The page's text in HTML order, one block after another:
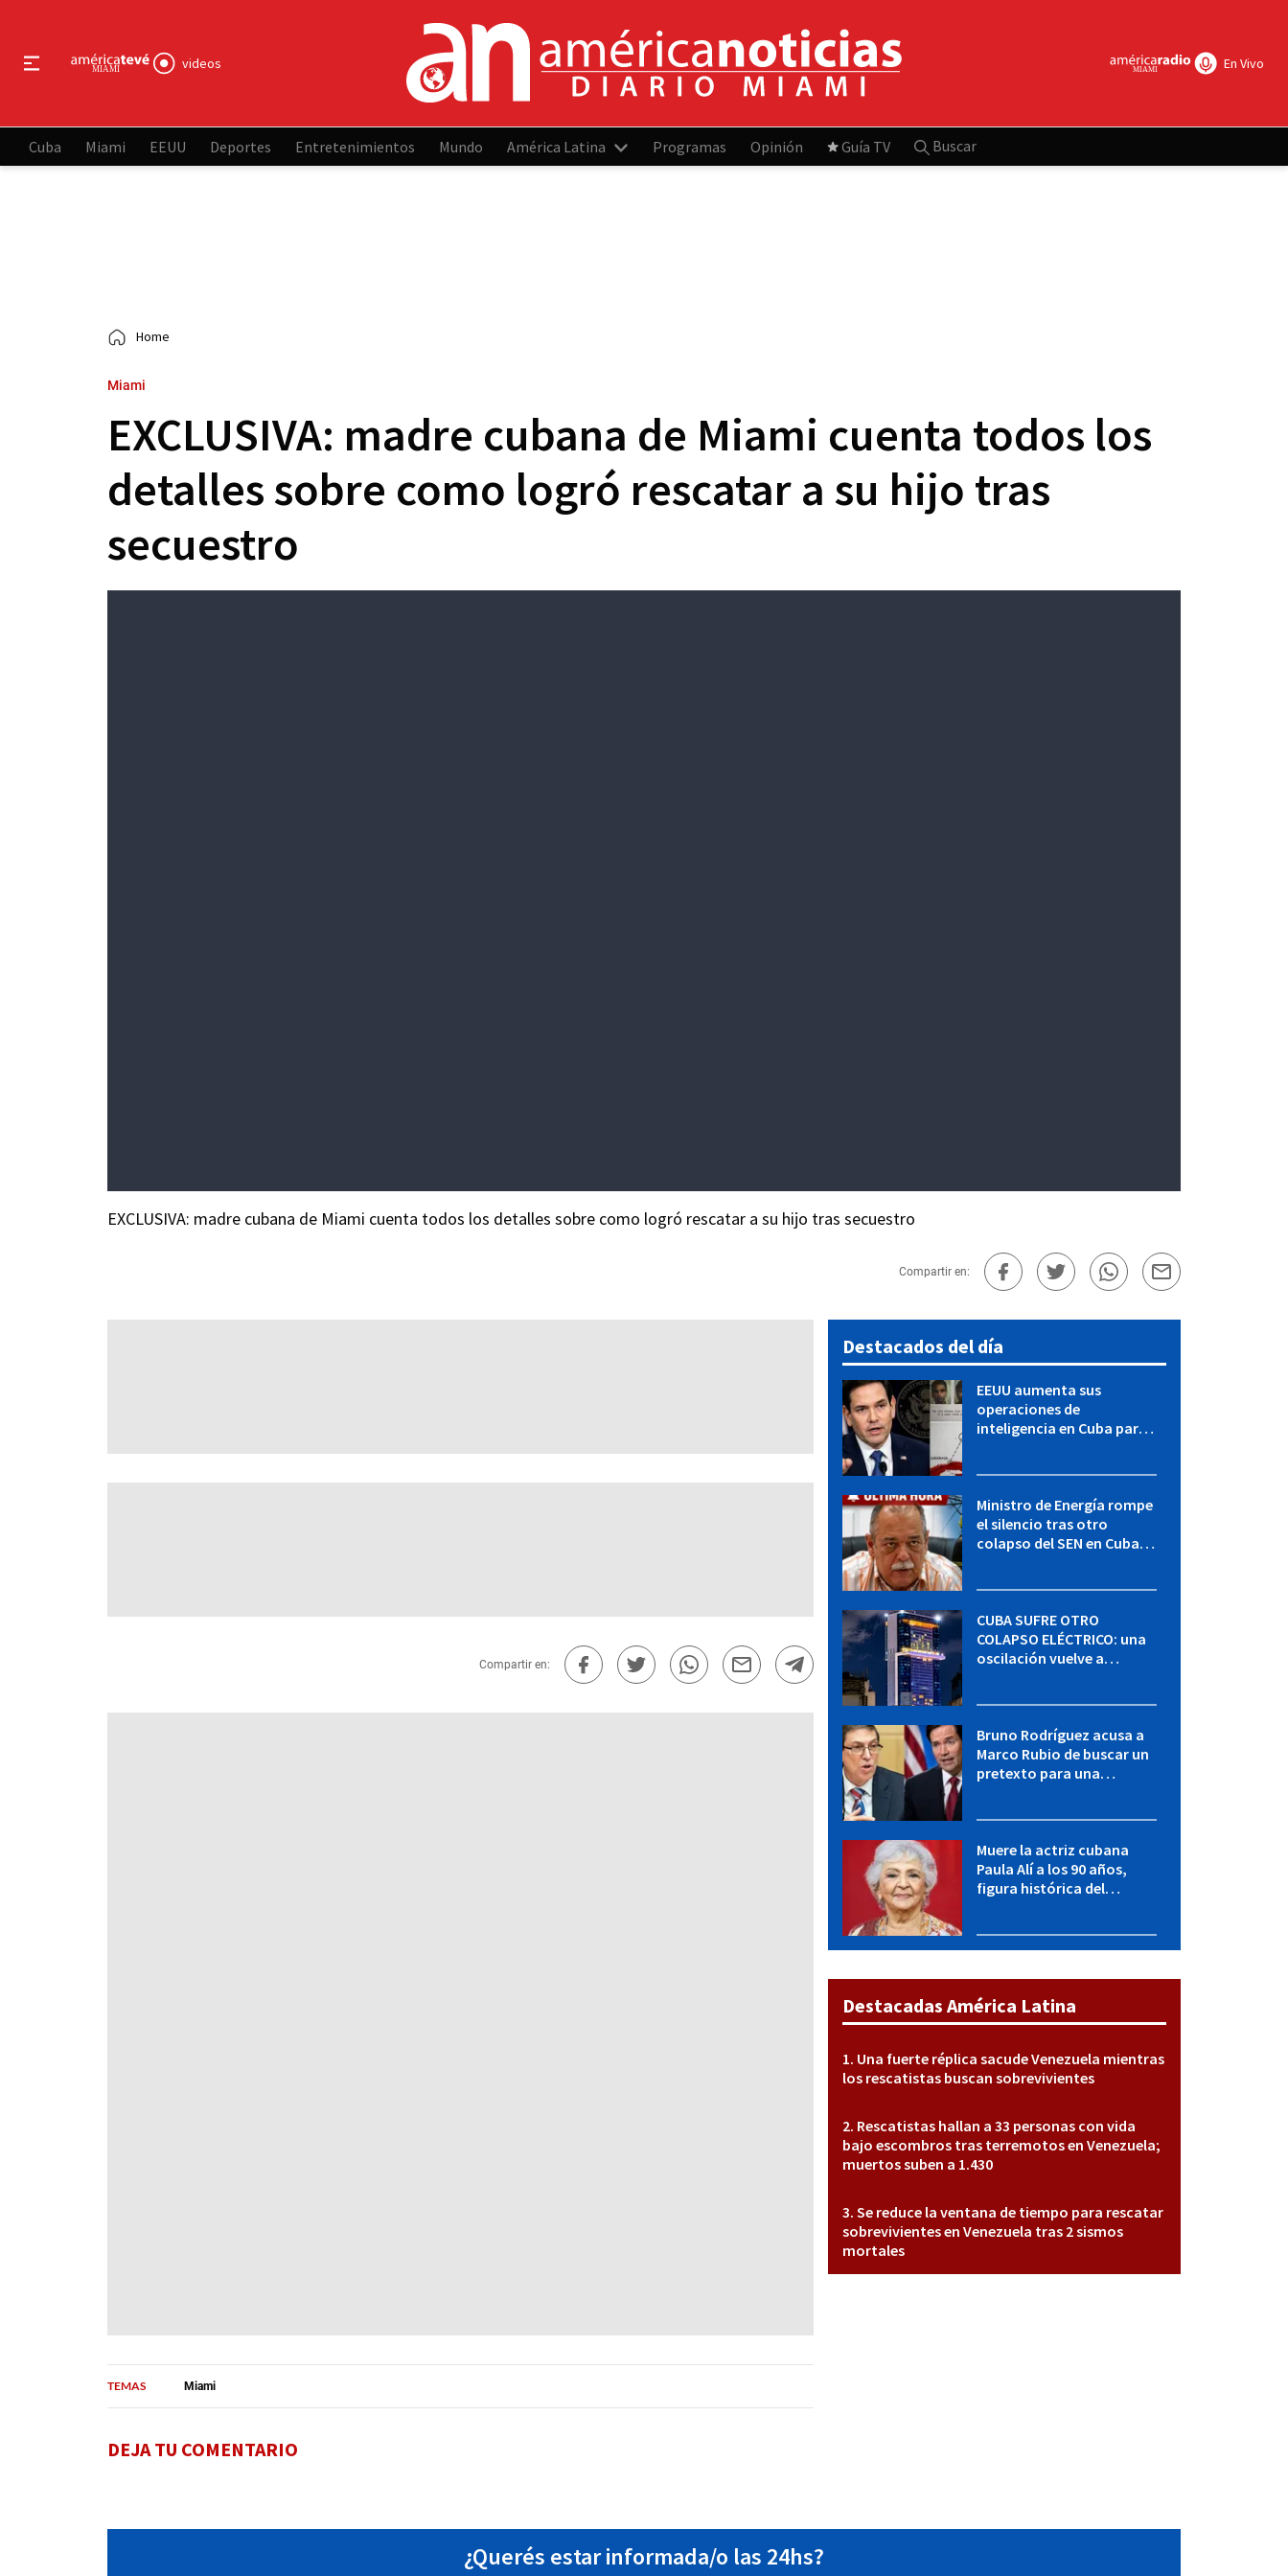
videos En Vivo
Cuba Miami EEUU Deportes Entretenimientos Mundo América Latina Programas Opinión Guía TV Buscar
Home
Miami
EXCLUSIVA: madre cubana de Miami cuenta todos los
detalles sobre como logró rescatar a su hijo tras
secuestro
EXCLUSIVA: madre cubana de Miami cuenta todos los detalles sobre como logró rescatar a su hijo tras secuestro
Compartir en:
Compartir en:
TEMAS Miami
DEJA TU COMENTARIO
Destacados del día
EEUU aumenta sus
operaciones de
inteligencia en Cuba para
Ministro de Energía rompe
el silencio tras otro
colapso del SEN en Cuba:
CUBA SUFRE OTRO
COLAPSO ELÉCTRICO: una
oscilación vuelve a
Bruno Rodríguez acusa a
Marco Rubio de buscar un
pretexto para una
Muere la actriz cubana
Paula Alí a los 90 años,
figura histórica del
Destacadas América Latina
Una fuerte réplica sacude Venezuela mientras
los rescatistas buscan sobrevivientes
Rescatistas hallan a 33 personas con vida
bajo escombros tras terremotos en Venezuela;
muertos suben a 1.430
Se reduce la ventana de tiempo para rescatar
sobrevivientes en Venezuela tras 2 sismos
mortales
¿Querés estar informada/o las 24hs?